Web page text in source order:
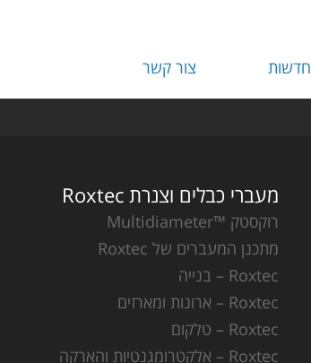
חדשות צור קשר
מעברי כבלים וצנרת Roxtec
רוקסטק ™Multidiameter
מתכנן המעברים של Roxtec
Roxtec – בנייה
Roxtec – ארונות ומארזים
Roxtec – טלקום
Roxtec – אלקטרומגנטיות והארקה